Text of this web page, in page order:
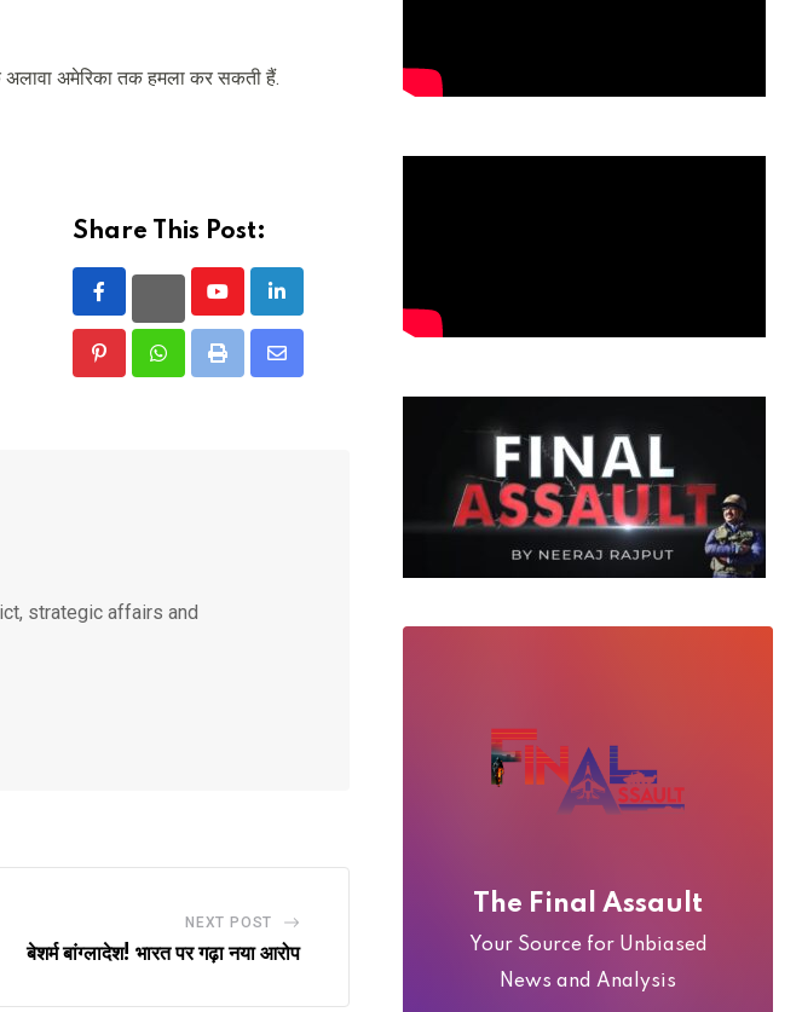
अलावा अमेरिका तक हमला कर सकती हैं.
Share This Post:
YoutubeLinkedIn
PinterestWhatsappPrint
Share
strategic affairs and
NEXT POST
बेशर्म बांग्लादेश! भारत पर गढ़ा नया आरोप
The Final Assault
Your Source for Unbiased
News and Analysis